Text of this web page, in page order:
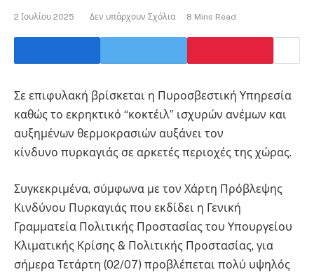
2 Ιουλίου 2025 Δεν υπάρχουν Σχόλια 8 Mins Read
Σε επιφυλακή βρίσκεται η Πυροσβεστική Υπηρεσία
καθώς το εκρηκτικό “κοκτέιλ” ισχυρών ανέμων και
αυξημένων θερμοκρασιών αυξάνει τον
κίνδυνο πυρκαγιάς σε αρκετές περιοχές της χώρας.
Συγκεκριμένα, σύμφωνα με τον Χάρτη Πρόβλεψης
Κινδύνου Πυρκαγιάς που εκδίδει η Γενική
Γραμματεία Πολιτικής Προστασίας του Υπουργείου
Κλιματικής Κρίσης & Πολιτικής Προστασίας, για
σήμερα Τετάρτη (02/07) προβλέπεται πολύ υψηλός